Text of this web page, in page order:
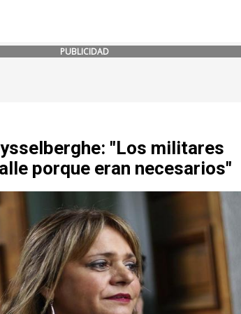
PUBLICIDAD
"Los militares
porque eran necesarios"